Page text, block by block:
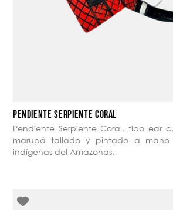
PENDIENTE SERPIENTE CORAL
Pendiente Serpiente Coral, tipo ear
marupá tallado y pintado a mano
indígenas del Amazonas.